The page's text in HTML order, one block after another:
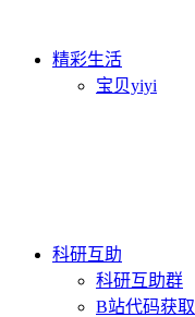
精彩生活
宝贝yiyi
科研互助
科研互助群
B站代码获取